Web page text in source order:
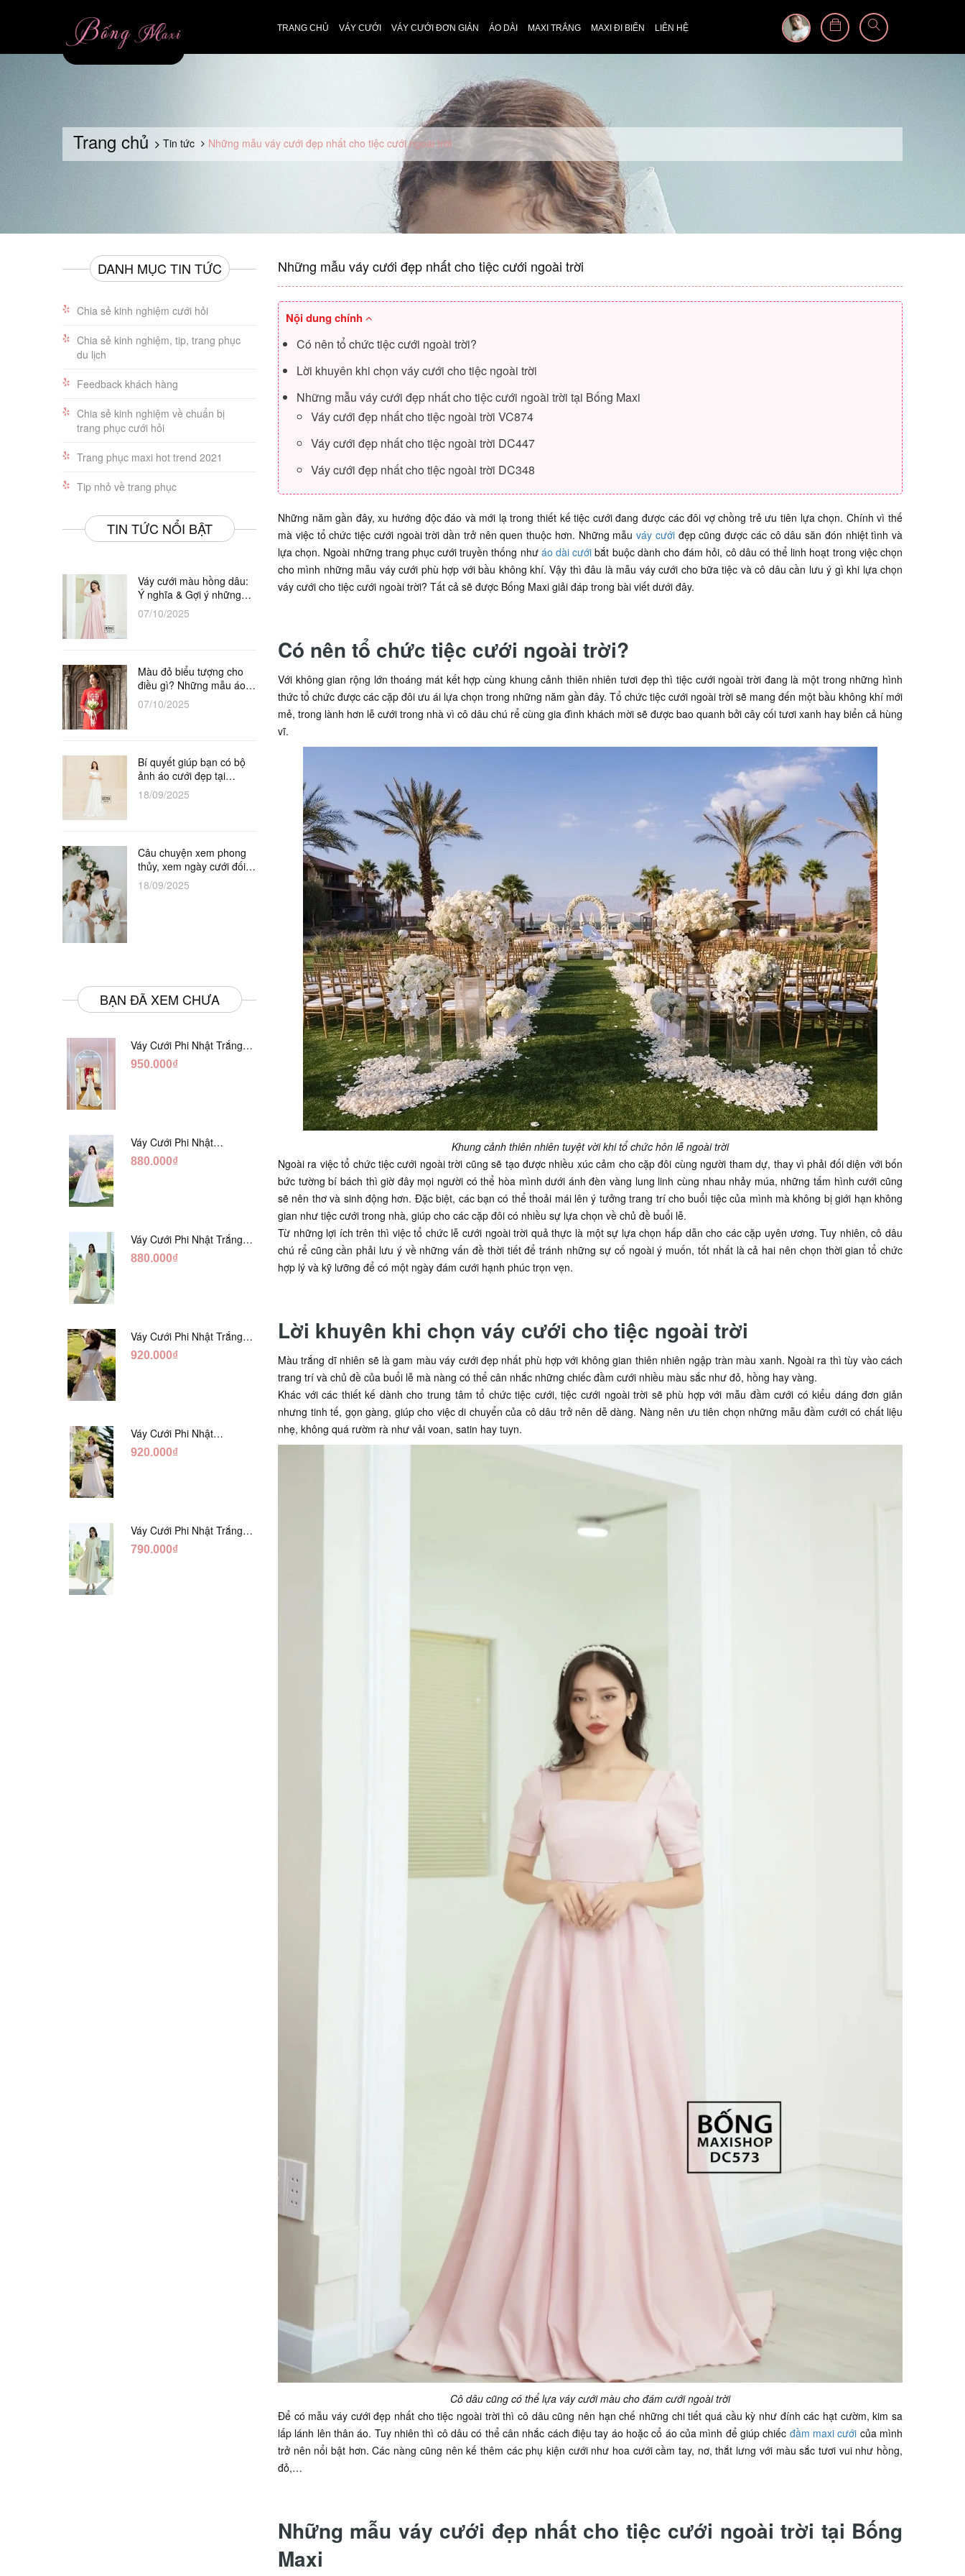
TRANG CHỦ VÁY CƯỚI VÁY CƯỚI ĐƠN GIẢN ÁO DÀI MAXI TRẮNG MAXI ĐI BIỂN LIÊN HỆ
Trang chủ Tin tức Những mẫu váy cưới đẹp nhất cho tiệc cưới ngoài trời
Những mẫu váy cưới đẹp nhất cho tiệc cưới ngoài trời
Nội dung chính
Có nên tổ chức tiệc cưới ngoài trời?
Lời khuyên khi chọn váy cưới cho tiệc ngoài trời
Những mẫu váy cưới đẹp nhất cho tiệc cưới ngoài trời tại Bống Maxi
Váy cưới đẹp nhất cho tiệc ngoài trời VC874
Váy cưới đẹp nhất cho tiệc ngoài trời DC447
Váy cưới đẹp nhất cho tiệc ngoài trời DC348
Những năm gần đây, xu hướng độc đáo và mới lạ trong thiết kế tiệc cưới đang được các đôi vợ chồng trẻ ưu tiên lựa chọn. Chính vì thế
mà việc tổ chức tiệc cưới ngoài trời dần trở nên quen thuộc hơn. Những mẫu váy cướiđẹp cũng được các cô dâu săn đón nhiệt tình và
lựa chọn. Ngoài những trang phục cưới truyền thống như áo dài cưới bắt buộc dành cho đám hỏi, cô dâu có thể linh hoạt trong việc chọn
cho mình những mẫu váy cưới phù hợp với bầu không khí. Vậy thì đâu là mẫu váy cưới cho bữa tiệc và cô dâu cần lưu ý gì khi lựa chọn
váy cưới cho tiệc cưới ngoài trời? Tất cả sẽ được Bống Maxi giải đáp trong bài viết dưới đây.
Có nên tổ chức tiệc cưới ngoài trời?
Với không gian rộng lớn thoáng mát kết hợp cùng khung cảnh thiên nhiên tươi đẹp thì tiệc cưới ngoài trời đang là một trong những hình
thức tổ chức được các cặp đôi ưu ái lựa chọn trong những năm gần đây. Tổ chức tiệc cưới ngoài trời sẽ mang đến một bầu không khí mới
mẻ, trong lành hơn lễ cưới trong nhà vì cô dâu chú rể cùng gia đình khách mời sẽ được bao quanh bởi cây cối tươi xanh hay biển cả hùng
vĩ.
Khung cảnh thiên nhiên tuyệt vời khi tổ chức hôn lễ ngoài trời
Ngoài ra việc tổ chức tiệc cưới ngoài trời cũng sẽ tạo được nhiều xúc cảm cho cặp đôi cùng người tham dự, thay vì phải đối diện với bốn
bức tường bí bách thì giờ đây mọi người có thể hòa mình dưới ánh đèn vàng lung linh cùng nhau nhảy múa, những tấm hình cưới cũng
sẽ nên thơ và sinh động hơn. Đặc biệt, các bạn có thể thoải mái lên ý tưởng trang trí cho buổi tiệc của mình mà không bị giới hạn không
gian như tiệc cưới trong nhà, giúp cho các cặp đôi có nhiều sự lựa chọn về chủ đề buổi lễ.
Từ những lợi ích trên thì việc tổ chức lễ cưới ngoài trời quả thực là một sự lựa chọn hấp dẫn cho các cặp uyên ương. Tuy nhiên, cô dâu
chú rể cũng cần phải lưu ý về những vấn đề thời tiết để tránh những sự cố ngoài ý muốn, tốt nhất là cả hai nên chọn thời gian tổ chức
hợp lý và kỹ lưỡng để có một ngày đám cưới hạnh phúc trọn vẹn.
Lời khuyên khi chọn váy cưới cho tiệc ngoài trời
Màu trắng dĩ nhiên sẽ là gam màu váy cưới đẹp nhất phù hợp với không gian thiên nhiên ngập tràn màu xanh. Ngoài ra thì tùy vào cách
trang trí và chủ đề của buổi lễ mà nàng có thể cân nhắc những chiếc đầm cưới nhiều màu sắc như đỏ, hồng hay vàng.
Khác với các thiết kế dành cho trung tâm tổ chức tiệc cưới, tiệc cưới ngoài trời sẽ phù hợp với mẫu đầm cưới có kiểu dáng đơn giản
nhưng tinh tế, gọn gàng, giúp cho việc di chuyển của cô dâu trở nên dễ dàng. Nàng nên ưu tiên chọn những mẫu đầm cưới có chất liệu
nhẹ, không quá rườm rà như vải voan, satin hay tuyn.
Cô dâu cũng có thể lựa váy cưới màu cho đám cưới ngoài trời
Để có mẫu váy cưới đẹp nhất cho tiệc ngoài trời thì cô dâu cũng nên hạn chế những chi tiết quá cầu kỳ như đính các hạt cườm, kim sa
lấp lánh lên thân áo. Tuy nhiên thì cô dâu có thể cân nhắc cách điệu tay áo hoặc cổ áo của mình để giúp chiếc đầm maxi cưới của mình
trở nên nổi bật hơn. Các nàng cũng nên kế thêm các phụ kiện cưới như hoa cưới cầm tay, nơ, thắt lưng với màu sắc tươi vui như hồng,
đỏ,…
Những mẫu váy cưới đẹp nhất cho tiệc cưới ngoài trời tại Bống
Maxi
DANH MỤC TIN TỨC
Chia sẻ kinh nghiệm cưới hỏi
Chia sẻ kinh nghiệm, tip, trang phục
du lịch
Feedback khách hàng
Chia sẻ kinh nghiệm về chuẩn bị
trang phục cưới hỏi
Trang phục maxi hot trend 2021
Tip nhỏ về trang phục
TIN TỨC NỔI BẬT
Váy cưới màu hồng dâu:
Ý nghĩa & Gợi ý những
thiết kế đẹp nhất
07/10/2025
Màu đỏ biểu tượng cho
điều gì? Những mẫu áo
dài đỏ cô dâu tuyệt đẹp
07/10/2025
Bí quyết giúp bạn có bộ
ảnh áo cưới đẹp tại
Studio
18/09/2025
Câu chuyện xem phong
thủy, xem ngày cưới đối
với vợ chồng khắc tuổi
18/09/2025
BẠN ĐÃ XEM CHƯA
Váy Cưới Phi Nhật Trắng
Đuôi Cá DC998
950.000₫
Váy Cưới Phi Nhật
Trắng Cúp Chéo DC543
880.000₫
Váy Cưới Phi Nhật Trắng
Cổ V Hàng Nút DC549
880.000₫
Váy Cưới Phi Nhật Trắng
Xếp Li Eo Lưng Ren
920.000₫
Váy Cưới Phi Nhật
Đỏ/Trăng Cổ Tim Hạt
920.000₫
Váy Cưới Phi Nhật Trắng
Đính Hoa Ngọc Trai Lửng
790.000₫